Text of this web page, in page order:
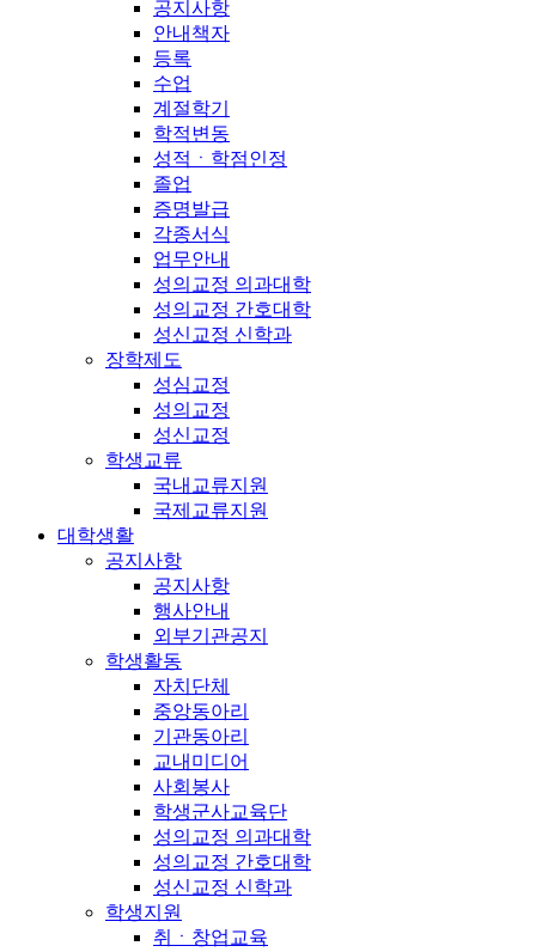
공지사항
안내책자
등록
수업
계절학기
학적변동
성적ㆍ학점인정
졸업
증명발급
각종서식
업무안내
성의교정 의과대학
성의교정 간호대학
성신교정 신학과
장학제도
성심교정
성의교정
성신교정
학생교류
국내교류지원
국제교류지원
대학생활
공지사항
공지사항
행사안내
외부기관공지
학생활동
자치단체
중앙동아리
기관동아리
교내미디어
사회봉사
학생군사교육단
성의교정 의과대학
성의교정 간호대학
성신교정 신학과
학생지원
취ㆍ창업교육